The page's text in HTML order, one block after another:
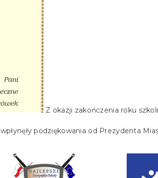
Z okazji zakończenia roku
podziękowania od Prezydenta